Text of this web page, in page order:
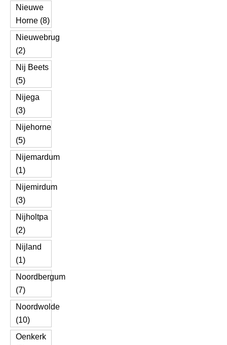
Nieuwe
Horne (8)
Nieuwebrug
(2)
Nij Beets
(5)
Nijega
(3)
Nijehorne
(5)
Nijemardum
(1)
Nijemirdum
(3)
Nijholtpa
(2)
Nijland
(1)
Noordbergum
(7)
Noordwolde
(10)
Oenkerk